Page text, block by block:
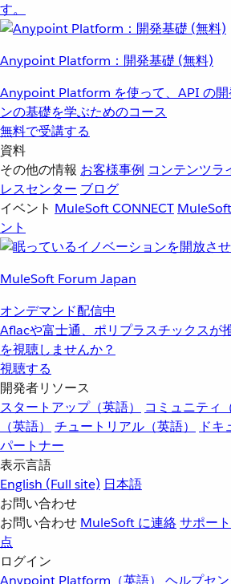
す。
Anypoint Platform：開発基礎 (無料)
Anypoint Platform を使って、API の開
ンの基礎を学ぶためのコース
無料で受講する
資料
その他の情報 お客様事例 コンテンツラ
レスセンター ブログ
イベント MuleSoft CONNECT
ント
MuleSoft Forum Japan
オンデマンド配信中
Aflacや富士通、ポリプラスチックスが
を視聴しませんか？
視聴する
開発者リソース
スタートアップ（英語）
コミュニティ
（英語）
チュートリアル（英語）
ドキ
パートナー
表示言語
English (Full site) 日本語
お問い合わせ
お問い合わせ MuleSoft に連絡サポー
点
ログイン
Anypoint Platform（英語） ヘルプセン